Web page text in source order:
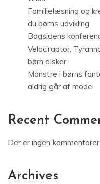
Familielæsning og
du børns udvikling
Bogsidens
Velociraptor,
børn elsker
Monstre i børns
aldrig går af mode
Recent
Der er ingen
Archives